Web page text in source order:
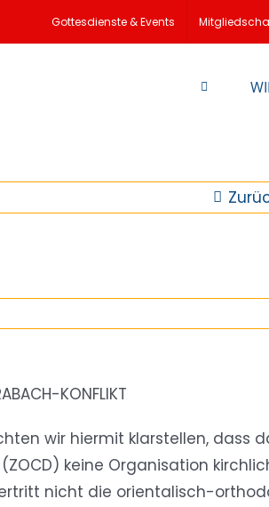
Gottesdienste & Events
KONFLIKT
wir hiermit klarstellen, dass
keine Organisation
nicht die orientalisch-